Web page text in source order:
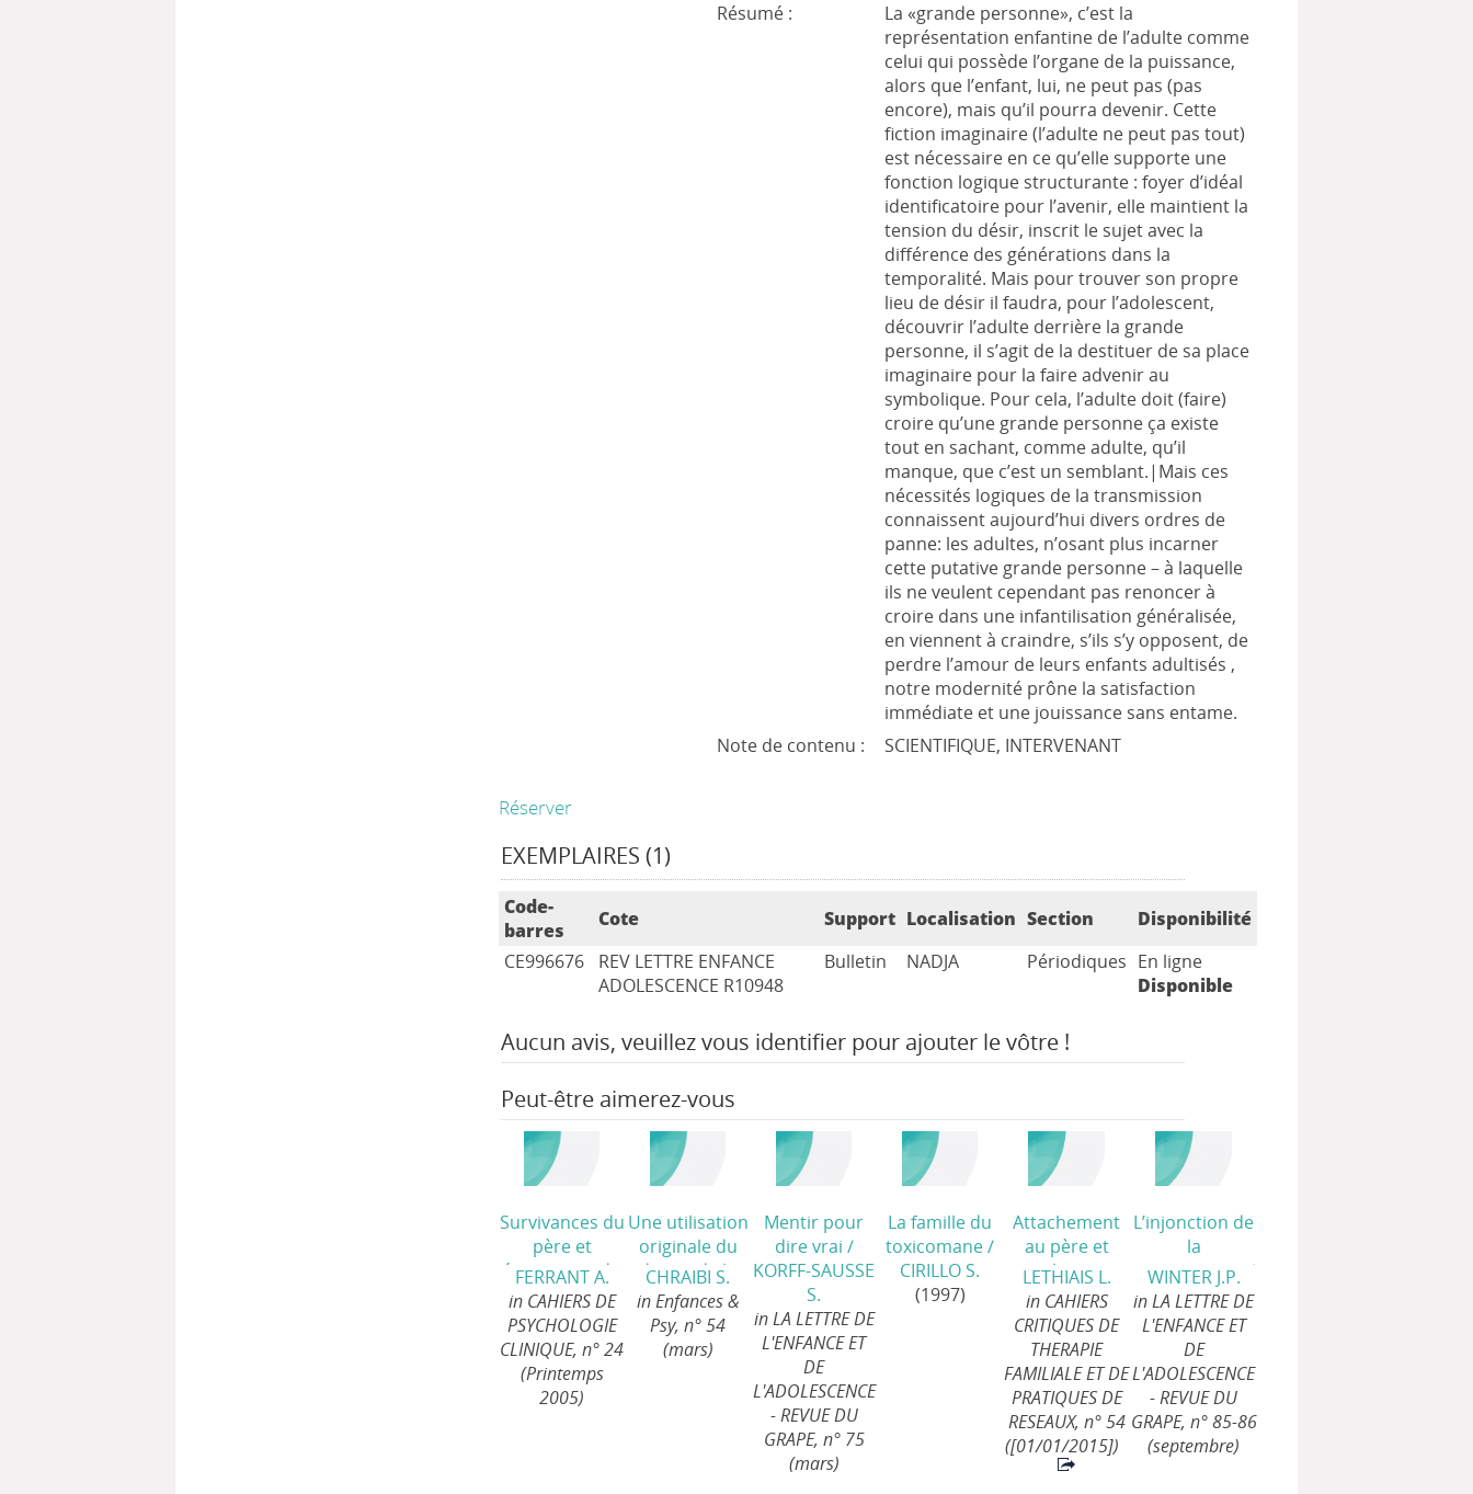
Résumé :
La «grande personne», c’est la
représentation enfantine de l’adulte comme
celui qui possède l’organe de la puissance,
alors que l’enfant, lui, ne peut pas (pas
encore), mais qu’il pourra devenir. Cette
fiction imaginaire (l’adulte ne peut pas tout)
est nécessaire en ce qu’elle supporte une
fonction logique structurante : foyer d’idéal
identificatoire pour l’avenir, elle maintient la
tension du désir, inscrit le sujet avec la
différence des générations dans la
temporalité. Mais pour trouver son propre
lieu de désir il faudra, pour l’adolescent,
découvrir l’adulte derrière la grande
personne, il s’agit de la destituer de sa place
imaginaire pour la faire advenir au
symbolique. Pour cela, l’adulte doit (faire)
croire qu’une grande personne ça existe
tout en sachant, comme adulte, qu’il
manque, que c’est un semblant.|Mais ces
nécessités logiques de la transmission
connaissent aujourd’hui divers ordres de
panne: les adultes, n’osant plus incarner
cette putative grande personne – à laquelle
ils ne veulent cependant pas renoncer à
croire dans une infantilisation généralisée,
en viennent à craindre, s’ils s’y opposent, de
perdre l’amour de leurs enfants adultisés ,
notre modernité prône la satisfaction
immédiate et une jouissance sans entame.
Note de contenu :
SCIENTIFIQUE, INTERVENANT
Réserver
EXEMPLAIRES (1)
Code-
barres
Cote Support Localisation Section
Disponibilité
CE996676
REV LETTRE ENFANCE
ADOLESCENCE R10948
Bulletin NADJA Périodiques En ligne
Disponible
Aucun avis, veuillez vous identifier pour ajouter le vôtre !
Peut-être aimerez-vous
Survivances du
père et
émergence du
désir/
FERRANT A.
in CAHIERS DE
PSYCHOLOGIE
CLINIQUE, n° 24
(Printemps
2005)
Une utilisation
originale du
dessin de la
famille dans
l’entretien
préliminaire
CHRAIBI S.
in Enfances &
Psy, n° 54
(mars)
Mentir pour
dire vrai /
KORFF-SAUSSE
S.
in LA LETTRE DE
L'ENFANCE ET
DE
L'ADOLESCENCE
- REVUE DU
GRAPE, n° 75
(mars)
La famille du
toxicomane/
CIRILLO S.
(1997)
Attachement
au père et
relation
d’activation en
thérapie
familiale/
LETHIAIS L.
in CAHIERS
CRITIQUES DE
THERAPIE
FAMILIALE ET DE
PRATIQUES DE
RESEAUX, n° 54
([01/01/2015])
L’injonction de
la
transparence
/
WINTER J.P.
in LA LETTRE DE
L'ENFANCE ET
DE
L'ADOLESCENCE
- REVUE DU
GRAPE, n° 85-86
(septembre)